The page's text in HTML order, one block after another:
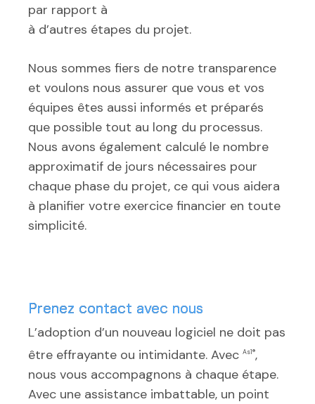
par rapport à
à d’autres étapes du projet.
Nous sommes fiers de notre transparence
et voulons nous assurer que vous et vos
équipes êtes aussi informés et préparés
que possible tout au long du processus.
Nous avons également calculé le nombre
approximatif de jours nécessaires pour
chaque phase du projet, ce qui vous aidera
à planifier votre exercice financier en toute
simplicité.
Prenez contact avec nous
L’adoption d’un nouveau logiciel ne doit pas
être effrayante ou intimidante. AvecAs1®,
nous vous accompagnons à chaque étape.
Avec une assistance imbattable, un point